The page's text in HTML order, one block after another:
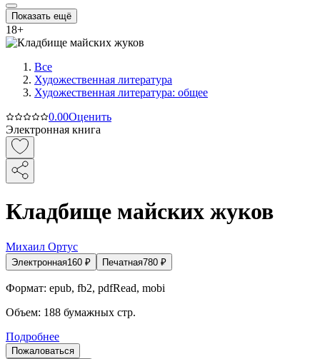
Показать ещё
18+
Все
Художественная литература
Художественная литература: общее
0.00Оценить
Электронная книга
Кладбище майских жуков
Михаил Ортус
Электронная160 ₽ Печатная780 ₽
Формат: epub, fb2, pdfRead, mobi
Объем: 188 бумажных стр.
Подробнее
Пожаловаться